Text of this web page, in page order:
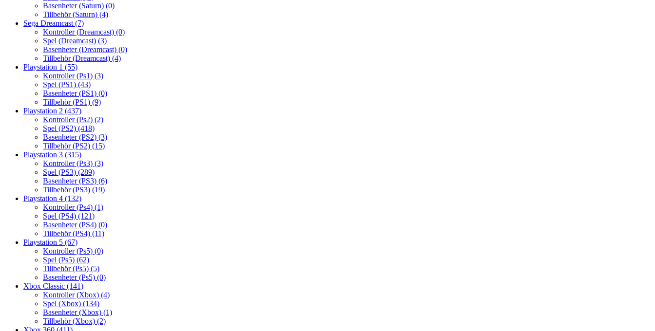
Basenheter (Saturn) (0)
Tillbehör (Saturn) (4)
Sega Dreamcast (7)
Kontroller (Dreamcast) (0)
Spel (Dreamcast) (3)
Basenheter (Dreamcast) (0)
Tillbehör (Dreamcast) (4)
Playstation 1 (55)
Kontroller (Ps1) (3)
Spel (PS1) (43)
Basenheter (PS1) (0)
Tillbehör (PS1) (9)
Playstation 2 (437)
Kontroller (Ps2) (2)
Spel (PS2) (418)
Basenheter (PS2) (3)
Tillbehör (PS2) (15)
Playstation 3 (315)
Kontroller (Ps3) (3)
Spel (PS3) (289)
Basenheter (PS3) (6)
Tillbehör (PS3) (19)
Playstation 4 (132)
Kontroller (Ps4) (1)
Spel (PS4) (121)
Basenheter (PS4) (0)
Tillbehör (PS4) (11)
Playstation 5 (67)
Kontroller (Ps5) (0)
Spel (Ps5) (62)
Tillbehör (Ps5) (5)
Basenheter (Ps5) (0)
Xbox Classic (141)
Kontroller (Xbox) (4)
Spel (Xbox) (134)
Basenheter (Xbox) (1)
Tillbehör (Xbox) (2)